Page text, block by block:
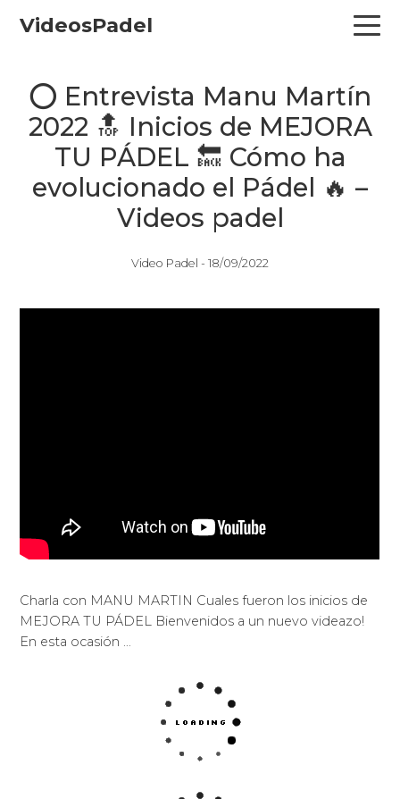
VideosPadel
⭕ Entrevista Manu Martín
2022 🔝 Inicios de MEJORA
TU PÁDEL 🔙 Cómo ha
evolucionado el Pádel 🔥 –
Videos padel
Video Padel - 18/09/2022
Charla con MANU MARTIN Cuales fueron los inicios de
MEJORA TU PÁDEL Bienvenidos a un nuevo videazo!
En esta ocasión …